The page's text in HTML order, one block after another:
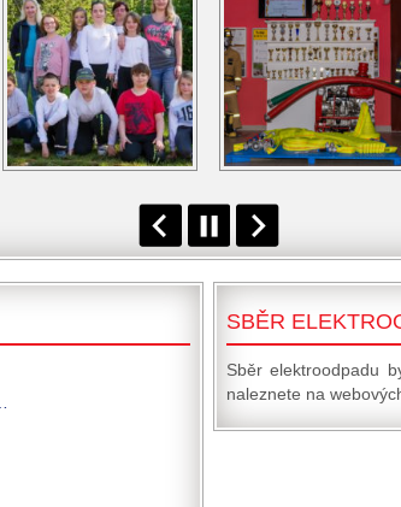
SBĚR
Sběr elektroodpadu
naleznete na